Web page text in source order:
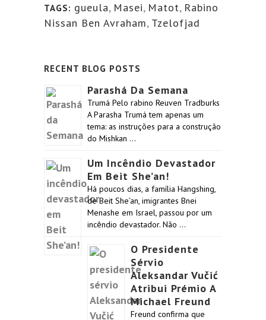
TAGS: gueula, Masei, Matot, Rabino
Nissan Ben Avraham, Tzelofjad
RECENT BLOG POSTS
Parashá Da Semana
Trumá Pelo rabino Reuven Tradburks
A Parasha Trumá tem apenas um
tema: as instruções para a construção
do Mishkan …
Um Incêndio Devastador
Em Beit She’an!
Há poucos dias, a família Hangshing,
de Beit She’an, imigrantes Bnei
Menashe em Israel, passou por um
incêndio devastador. Não …
O Presidente
Sérvio
Aleksandar Vučić
Atribui Prémio A
Michael Freund
Freund confirma que